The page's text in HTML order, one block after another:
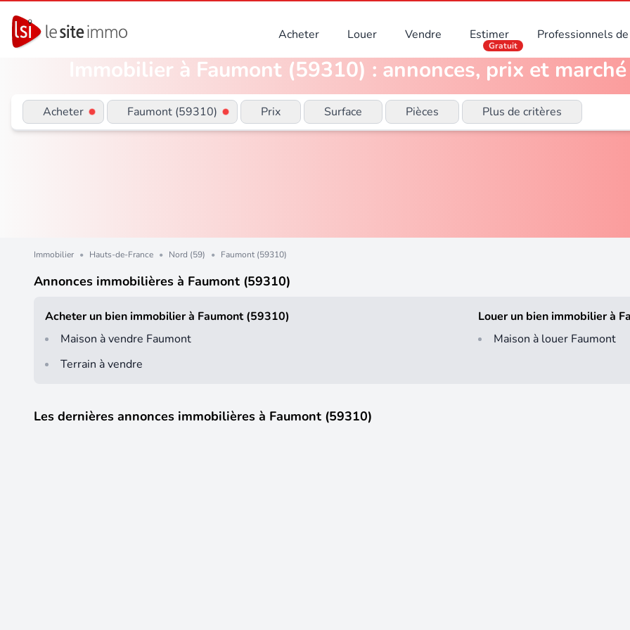
Acheter Louer Vendre Estimer
Gratuit
Professionnels
Immobilier à Faumont (59310) : annonces, prix et
Acheter Faumont (59310) Prix Surface Pièces Plus de critères
Immobilier • Hauts-de-France • Nord (59) • Faumont (59310)
Annonces immobilières à Faumont (59310)
Acheter un bien immobilier à Faumont (59310)
Maison à vendre Faumont
Terrain à vendre
Louer un bien immobilier à
Maison à louer Faumont
Les dernières annonces immobilières à Faumont (59310)